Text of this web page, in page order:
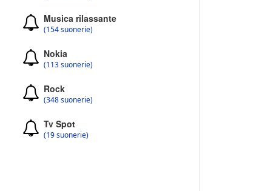
Musica rilassante
(154 suonerie)
Nokia
(113 suonerie)
Rock
(348 suonerie)
Tv Spot
(19 suonerie)